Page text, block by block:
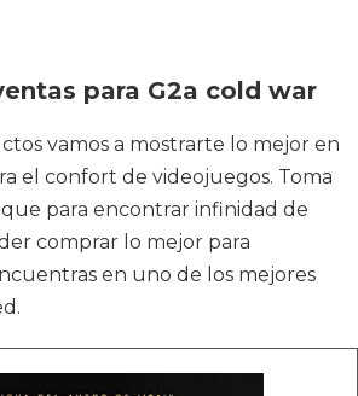
para G2a cold war
vamos a mostrarte lo mejor en
el confort de videojuegos. Toma
para encontrar infinidad de
comprar lo mejor para
en uno de los mejores